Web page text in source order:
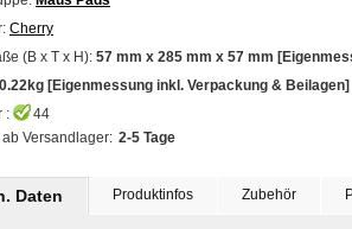
Cherry
(B x T x H): 57 mm x 285 mm x 57 mm
0.22kg [Eigenmessung inkl. Verpackung & Beilagen]
:
44
ab Versandlager: 2-5 Tage
Daten Produktinfos Zubehör